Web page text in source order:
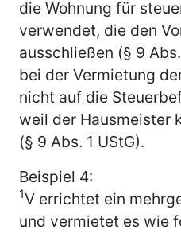
die Wohnung für
verwendet, die den
ausschließen (§ 9
bei der Vermietung
nicht auf die
weil der Hausmeister
(§ 9 Abs. 1 UStG).
Beispiel 4:
1V errichtet ein
und vermietet es wie